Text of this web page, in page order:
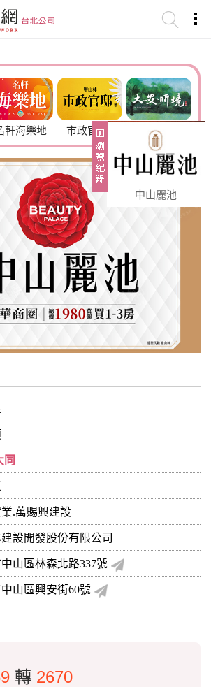
中山麗池
市政官邸2 大安昕境
同
.萬賜興建設
設開發股份有限公司
山區林森北路337號
山區興安街60號
轉 2670